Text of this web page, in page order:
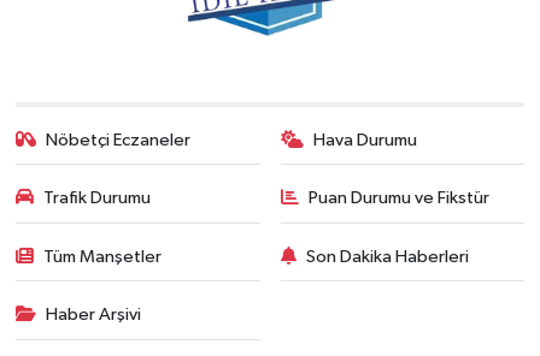
Nöbetçi Eczaneler Hava Durumu
Trafik Durumu Puan Durumu ve Fikstür
Tüm Manşetler Son Dakika Haberleri
Haber Arşivi